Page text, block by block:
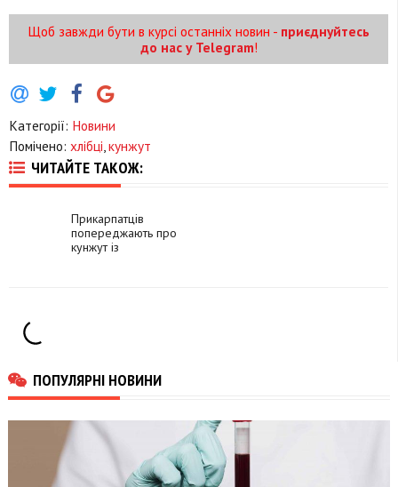
Щоб завжди бути в курсі останніх новин - приєднуйтесь
до нас у Telegram!
Категорії: Новини
Помічено: хлібці кунжут
ЧИТАЙТЕ ТАКОЖ:
Прикарпатців
попереджають про
кунжут із
ПОПУЛЯРНІ НОВИНИ